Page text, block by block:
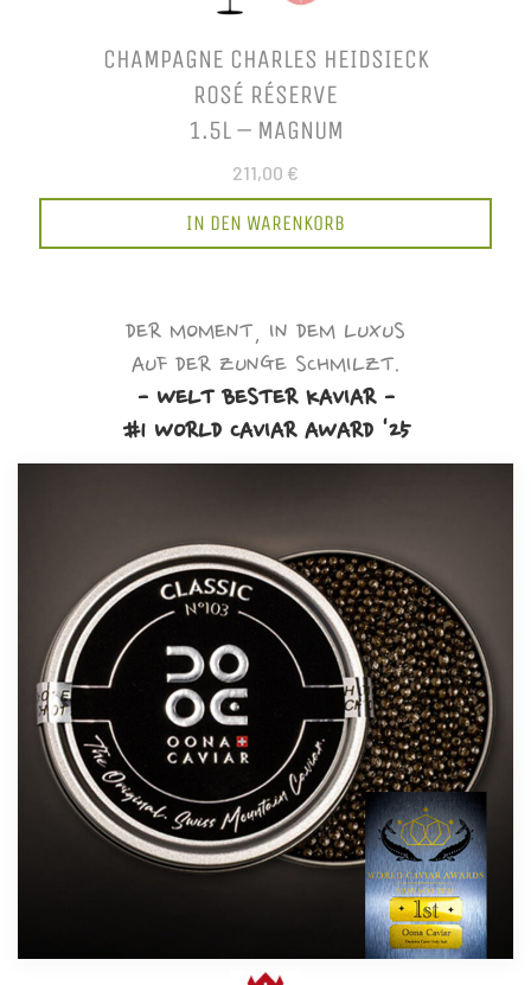
CHAMPAGNE CHARLES HEIDSIECK
ROSÉ RÉSERVE
1.5L – MAGNUM
211,00 €
IN DEN WARENKORB
DER MOMENT, IN DEM LUXUS
AUF DER ZUNGE SCHMILZT.
- WELT BESTER KAVIAR -
#1 WORLD CAVIAR AWARD '25